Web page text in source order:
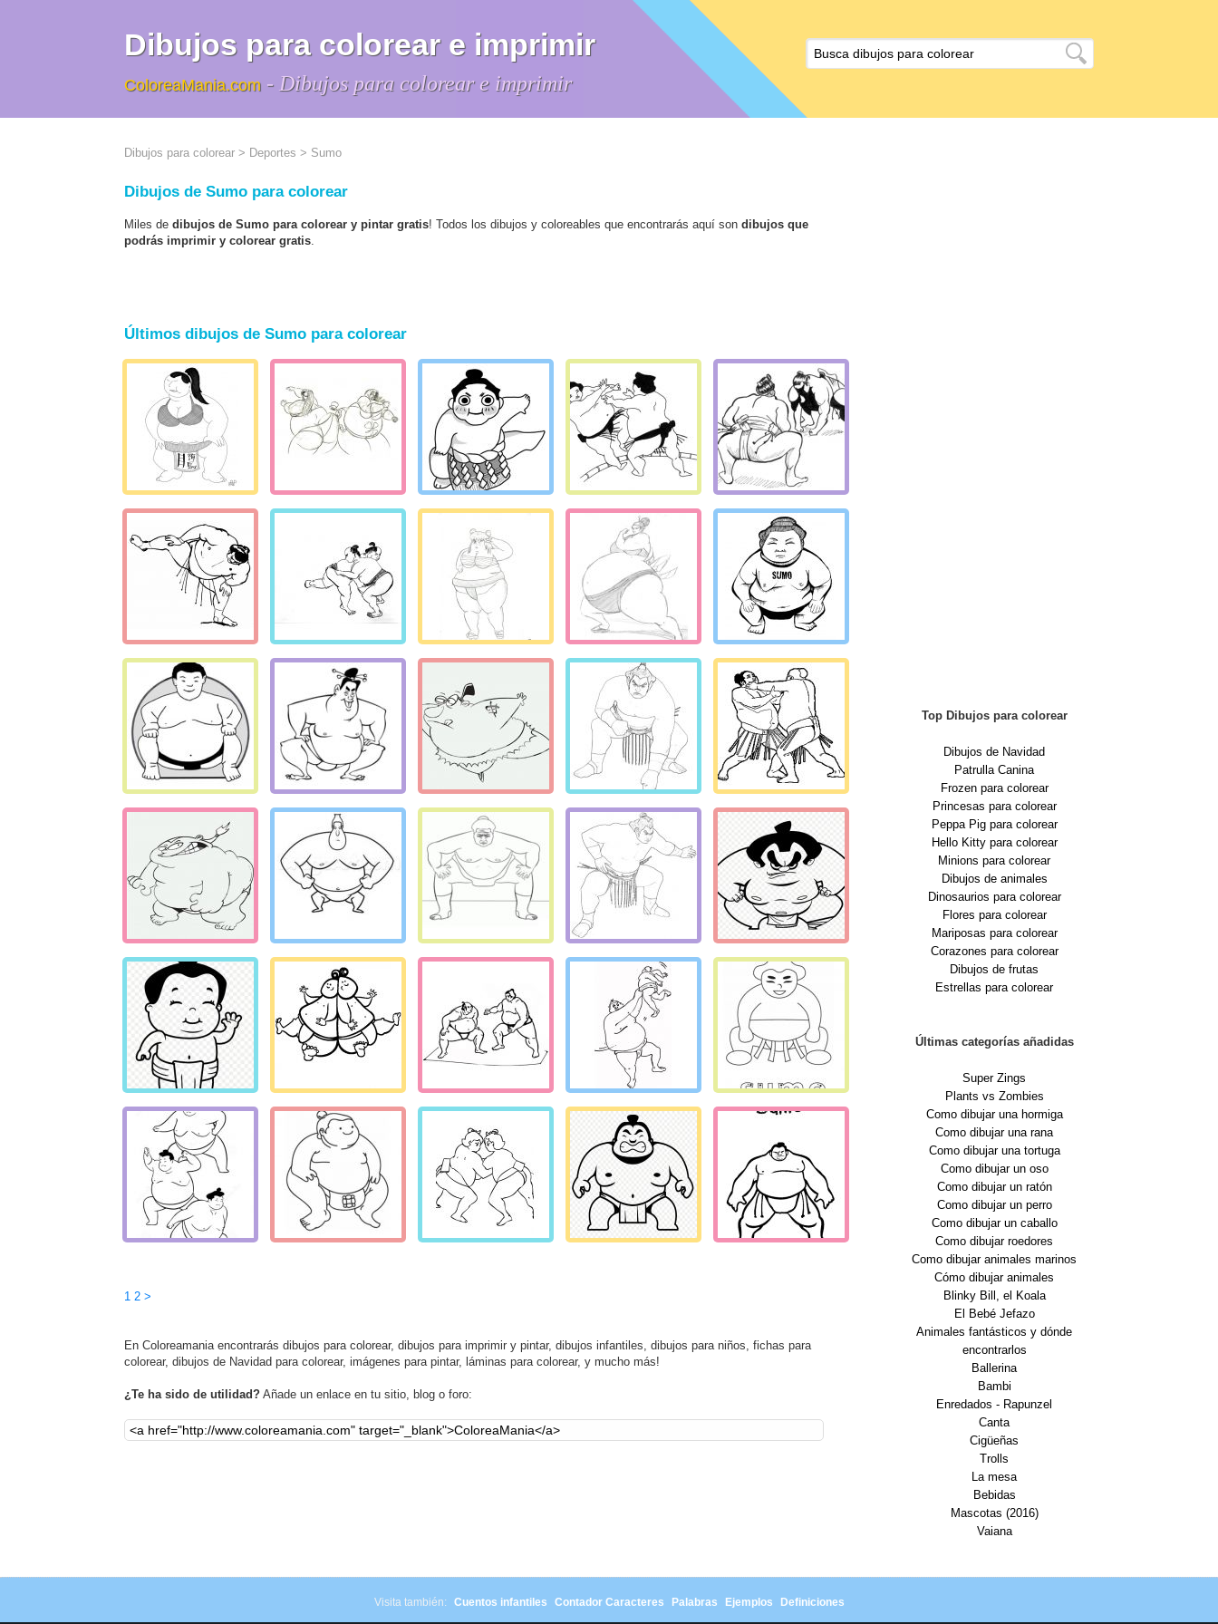
Dibujos para colorear e imprimir
ColoreaMania.com - Dibujos para colorear e imprimir
Dibujos para colorear > Deportes > Sumo
Dibujos de Sumo para colorear
Miles de dibujos de Sumo para colorear y pintar gratis! Todos los dibujos y coloreables que encontrarás aquí son dibujos que
podrás imprimir y colorear gratis.
Últimos dibujos de Sumo para colorear
1 2 >
En Coloreamania encontrarás dibujos para colorear, dibujos para imprimir y pintar, dibujos infantiles, dibujos para niños, fichas para
colorear, dibujos de Navidad para colorear, imágenes para pintar, láminas para colorear, y mucho más!
¿Te ha sido de utilidad? Añade un enlace en tu sitio, blog o foro:
Top Dibujos para colorear
Dibujos de Navidad
Patrulla Canina
Frozen para colorear
Princesas para colorear
Peppa Pig para colorear
Hello Kitty para colorear
Minions para colorear
Dibujos de animales
Dinosaurios para colorear
Flores para colorear
Mariposas para colorear
Corazones para colorear
Dibujos de frutas
Estrellas para colorear
Últimas categorías añadidas
Super Zings
Plants vs Zombies
Como dibujar una hormiga
Como dibujar una rana
Como dibujar una tortuga
Como dibujar un oso
Como dibujar un ratón
Como dibujar un perro
Como dibujar un caballo
Como dibujar roedores
Como dibujar animales marinos
Cómo dibujar animales
Blinky Bill, el Koala
El Bebé Jefazo
Animales fantásticos y dónde
encontrarlos
Ballerina
Bambi
Enredados - Rapunzel
Canta
Cigüeñas
Trolls
La mesa
Bebidas
Mascotas (2016)
Vaiana
Visita también: Cuentos infantiles Contador Caracteres Palabras Ejemplos Definiciones